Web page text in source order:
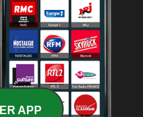
de Raphaël
et sa copine, c’est
APP